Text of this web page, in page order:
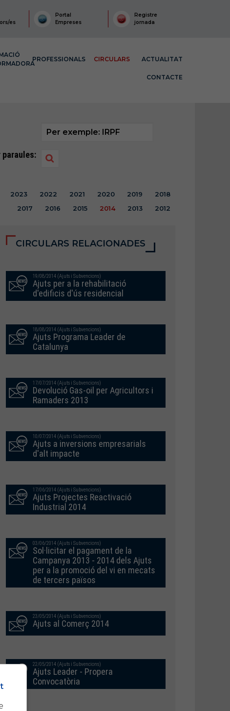
es
Portal
Empreses
Registre
jornada
PROFESSIONALS CIRCULARS ACTUALITAT
CONTACTE
paraules:
2023 2022 2021 2020 2019
2018
2017
2016 2015 2014 2013 2012
CIRCULARS RELACIONADES
19/08/2014 (Ajuts i Subvencions)
Ajuts per a la rehabilitació
d'edificis d'ús residencial
18/08/2014 (Ajuts i Subvencions)
Ajuts Programa Leader de
Catalunya
17/07/2014 (Ajuts i Subvencions)
Devolució Gas-oil per Agricultors i
Ramaders 2013
10/07/2014 (Ajuts i Subvencions)
Ajuts a inversions empresarials
d'alt impacte
17/06/2014 (Ajuts i Subvencions)
Ajuts Projectes Reactivació
Industrial 2014
03/06/2014 (Ajuts i Subvencions)
Sol·licitar el pagament de la
Campanya 2013 - 2014 dels Ajuts
per a la promoció del vi en mecats
de tercers països
23/05/2014 (Ajuts i Subvencions)
Ajuts al Comerç 2014
22/05/2014 (Ajuts i Subvencions)
Ajuts Leader - Propera
Convocatòria